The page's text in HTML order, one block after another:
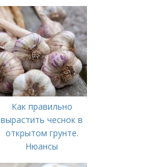
времени на спорт
Как правильно
вырастить чеснок в
открытом грунте.
Нюансы